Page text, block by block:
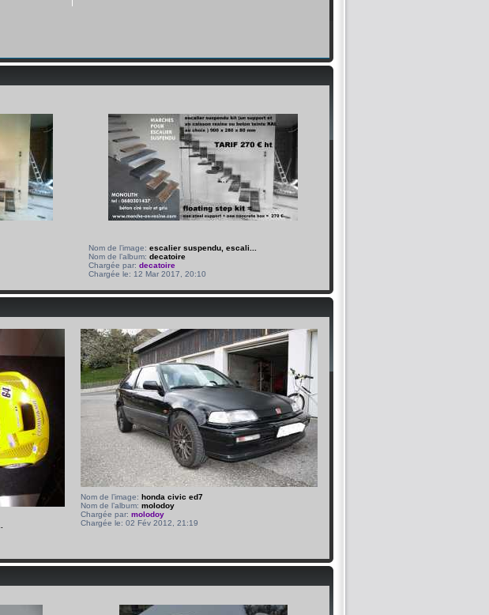
Nom de l’image: escalier suspendu, escali...
Nom de l’album: decatoire
Chargée par: decatoire
Chargée le: 12 Mar 2017, 20:10
Nom de l’image: honda civic ed7
Nom de l’album: molodoy
Chargée par: molodoy
Chargée le: 02 Fév 2012, 21:19